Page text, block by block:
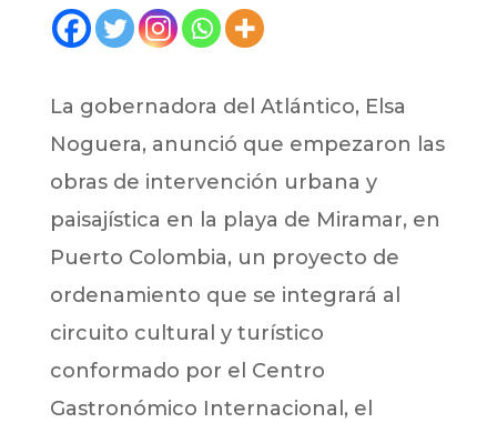
La gobernadora del Atlántico, Elsa
Noguera, anunció que empezaron las
obras de intervención urbana y
paisajística en la playa de Miramar, en
Puerto Colombia, un proyecto de
ordenamiento que se integrará al
circuito cultural y turístico
conformado por el Centro
Gastronómico Internacional, el